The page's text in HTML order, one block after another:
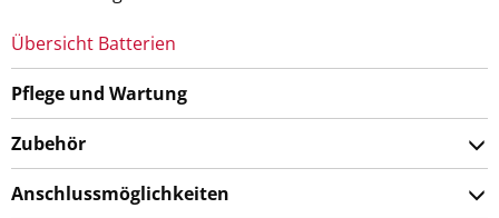
Übersicht Batterien
Pflege und Wartung
Zubehör
Anschlussmöglichkeiten